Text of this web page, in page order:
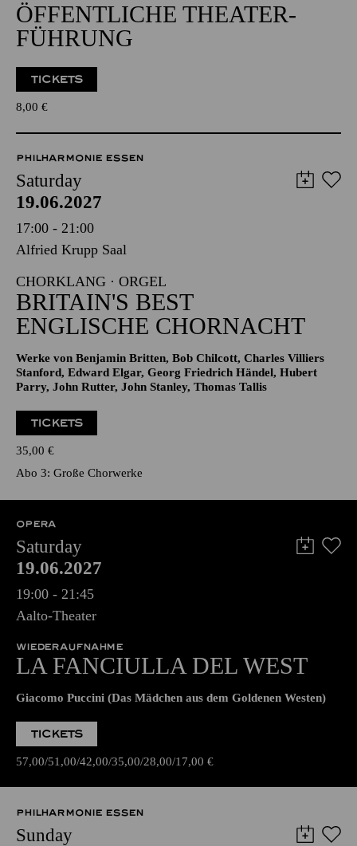
ÖFFENTLICHE THEATER­
FÜHRUNG
TICKETS
8,00 €
PHILHARMONIE ESSEN
Saturday
19.06.2027
17:00 - 21:00
Alfried Krupp Saal
CHORKLANG · ORGEL
BRITAIN'S BEST
ENGLISCHE CHORNACHT
Werke von Benjamin Britten, Bob Chilcott, Charles Villiers
Stanford, Edward Elgar, Georg Friedrich Händel, Hubert
Parry, John Rutter, John Stanley, Thomas Tallis
TICKETS
35,00 €
Abo 3: Große Chorwerke
OPERA
Saturday
19.06.2027
19:00 - 21:45
Aalto-Theater
WIEDERAUFNAHME
LA FANCIULLA DEL WEST
Giacomo Puccini (Das Mädchen aus dem Goldenen Westen)
TICKETS
57,00 51,00 42,00 35,00 28,00 17,00 €
PHILHARMONIE ESSEN
Sunday